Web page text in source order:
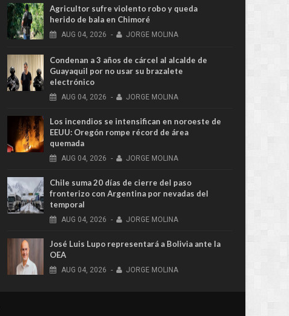
Agricultor sufre violento robo y queda
herido de bala en Chimoré
AUG 04, 2026 - JORGE MOLINA
Condenan a 3 años de cárcel al alcalde de
Guayaquil por no usar su brazalete
electrónico
AUG 04, 2026 - JORGE MOLINA
Los incendios se intensifican en noroeste de
EEUU: Oregón rompe récord de área
quemada
AUG 04, 2026 - JORGE MOLINA
Chile suma 20 días de cierre del paso
fronterizo con Argentina por nevadas del
temporal
AUG 04, 2026 - JORGE MOLINA
José Luis Lupo representará a Bolivia ante la
OEA
AUG 04, 2026 - JORGE MOLINA